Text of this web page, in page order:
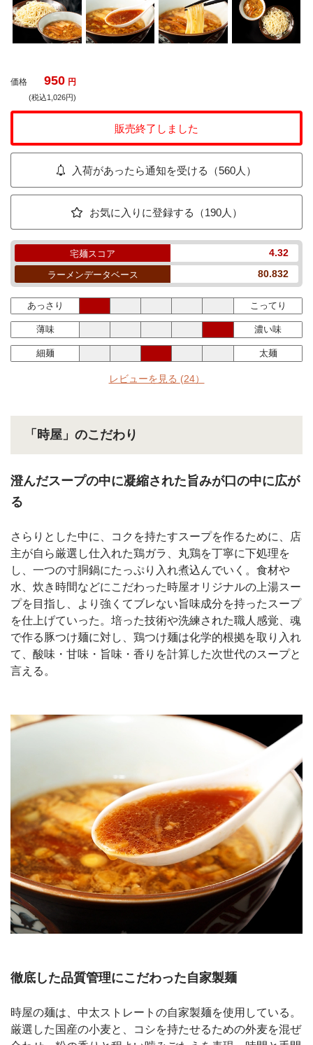
価格 950 円
(税込1,026円)
販売終了しました
入荷があったら通知を受ける（560人）
お気に入りに登録する（190人）
宅麺スコア 4.32
ラーメンデータベース 80.832
あっさり こってり
薄味 濃い味
細麺 太麺
レビューを見る (24）
「時屋」のこだわり
澄んだスープの中に凝縮された旨みが口の中に広が
る
さらりとした中に、コクを持たすスープを作るために、店
主が自ら厳選し仕入れた鶏ガラ、丸鶏を丁寧に下処理を
し、一つの寸胴鍋にたっぷり入れ煮込んでいく。食材や
水、炊き時間などにこだわった時屋オリジナルの上湯スー
プを目指し、より強くてブレない旨味成分を持ったスープ
を仕上げていった。培った技術や洗練された職人感覚、魂
で作る豚つけ麺に対し、鶏つけ麺は化学的根拠を取り入れ
て、酸味・甘味・旨味・香りを計算した次世代のスープと
言える。
徹底した品質管理にこだわった自家製麺
時屋の麺は、中太ストレートの自家製麺を使用している。
厳選した国産の小麦と、コシを持たせるための外麦を混ぜ